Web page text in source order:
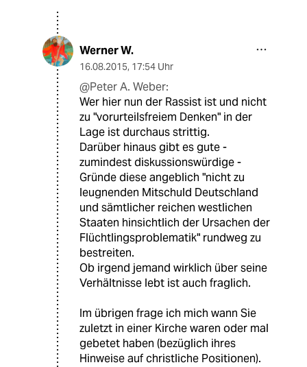
Werner W.
16.08.2015, 17:54 Uhr
@Peter A. Weber:
Wer hier nun der Rassist ist und nicht
zu "vorurteilsfreiem Denken" in der
Lage ist durchaus strittig.
Darüber hinaus gibt es gute -
zumindest diskussionswürdige -
Gründe diese angeblich "nicht zu
leugnenden Mitschuld Deutschland
und sämtlicher reichen westlichen
Staaten hinsichtlich der Ursachen der
Flüchtlingsproblematik" rundweg zu
bestreiten.
Ob irgend jemand wirklich über seine
Verhältnisse lebt ist auch fraglich.
Im übrigen frage ich mich wann Sie
zuletzt in einer Kirche waren oder mal
gebetet haben (bezüglich ihres
Hinweise auf christliche Positionen).